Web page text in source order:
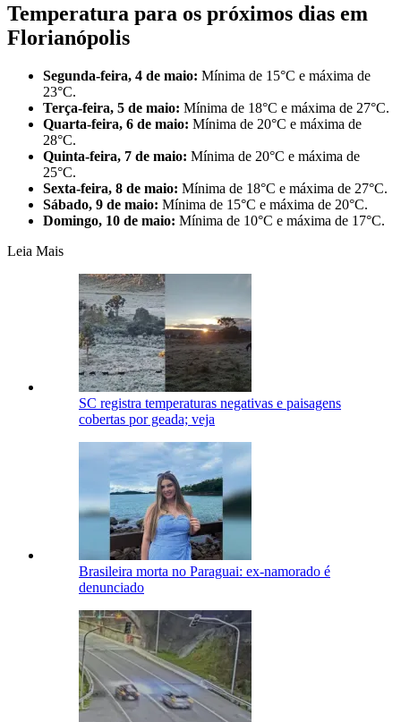
Temperatura para os próximos dias em
Florianópolis
Segunda-feira, 4 de maio: Mínima de 15°C e máxima de
23°C.
Terça-feira, 5 de maio: Mínima de 18°C e máxima de 27°C.
Quarta-feira, 6 de maio: Mínima de 20°C e máxima de
28°C.
Quinta-feira, 7 de maio: Mínima de 20°C e máxima de
25°C.
Sexta-feira, 8 de maio: Mínima de 18°C e máxima de 27°C.
Sábado, 9 de maio: Mínima de 15°C e máxima de 20°C.
Domingo, 10 de maio: Mínima de 10°C e máxima de 17°C.
Leia Mais
SC registra temperaturas negativas e paisagens
cobertas por geada; veja
Brasileira morta no Paraguai: ex-namorado é
denunciado